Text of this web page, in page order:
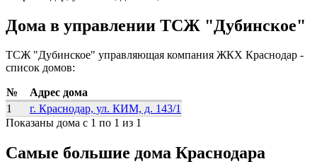
Дома в управлении ТСЖ "Дубинское"
ТСЖ "Дубинское" управляющая компания ЖКХ Краснодар -
список домов:
№
Адрес дома
1
г. Краснодар, ул. КИМ, д. 143/1
Показаны дома с 1 по 1 из 1
Самые большие дома Краснодара